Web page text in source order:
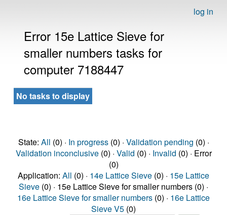
log in
Error 15e Lattice Sieve for
smaller numbers tasks for
computer 7188447
No tasks to display
State: All (0) · In progress(0) · Validation pending (0) ·
Validation inconclusive(0) · Valid (0) · Invalid (0) · Error
(0)
Application: All (0) · 14e Lattice Sieve (0) · 15e Lattice
Sieve (0) · 15e Lattice Sieve for smaller numbers (0) ·
16e Lattice Sieve for smaller numbers (0) · 16e Lattice
Sieve V5 (0)